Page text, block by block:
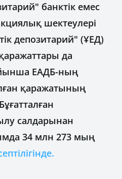
банктік емес
шектеулері
депозитарий" (ҰЕД)
да
ЕАДБ-ның
қаражатының
салдарынан
34 млн 273 мың